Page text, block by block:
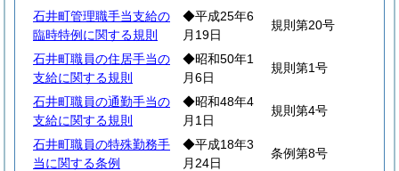
石井町管理職手当支給の
臨時特例に関する規則
◆平成25年6
月19日
規則第20号
石井町職員の住居手当の
支給に関する規則
◆昭和50年1
月6日
規則第1号
石井町職員の通勤手当の
支給に関する規則
◆昭和48年4
月1日
規則第4号
石井町職員の特殊勤務手
当に関する条例
◆平成18年3
月24日
条例第8号